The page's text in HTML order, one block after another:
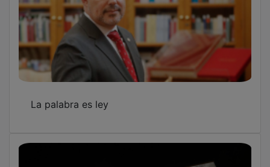
La palabra es ley